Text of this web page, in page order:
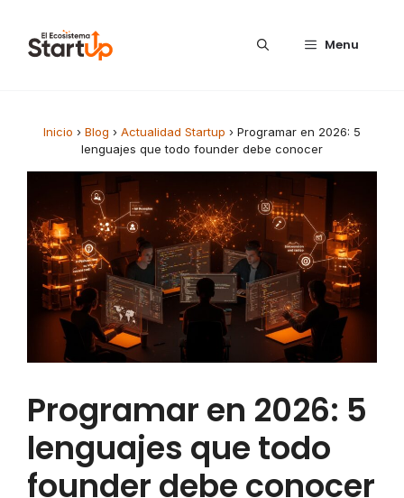
Menu
Inicio › Blog › Actualidad Startup › Programar en 2026: 5
lenguajes que todo founder debe conocer
Programar en 2026: 5
lenguajes que todo
founder debe conocer